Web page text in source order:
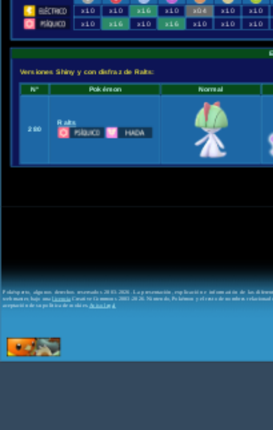
x1.0 x1.0 x1.6 x1.0 x0.4 x1.0
x1.0
x1.0
x1.6 x1.0 x1.6 x1.0 x1.0 x1.0
Versiones Shiny y con disfraz de Ralts:
Nº Pokémon Normal
280
Ralts
Pokéxperto, algunos derechos reservados 2003-2026. La presentación, explicación e información de las
webmaster, bajo una licenciaCreative Commons 2003-2026. Nintendo, Pokémon y el resto de nombres
aceptación de su política de cookies. Aviso legal